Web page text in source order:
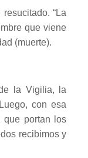
“La
que viene
(muerte).
la Vigilia, la
con esa
que portan los
recibimos y